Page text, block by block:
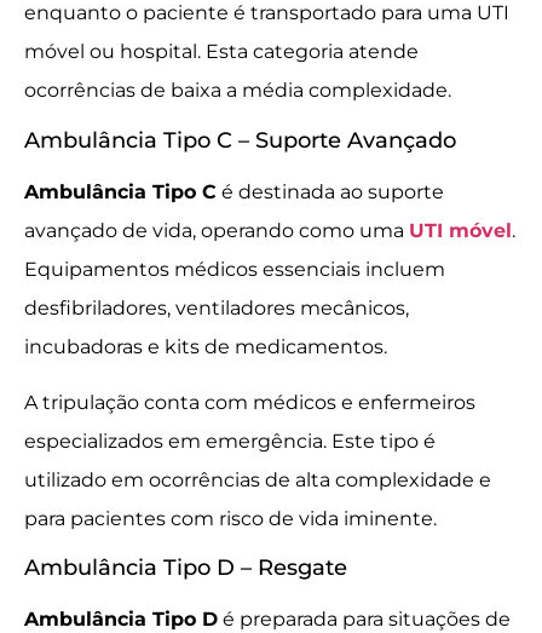
enquanto o paciente é transportado para uma UTI
móvel ou hospital. Esta categoria atende
ocorrências de baixa a média complexidade.
Ambulância Tipo C – Suporte Avançado
Ambulância Tipo C é destinada ao suporte
avançado de vida, operando como uma UTI móvel.
Equipamentos médicos essenciais incluem
desfibriladores, ventiladores mecânicos,
incubadoras e kits de medicamentos.
A tripulação conta com médicos e enfermeiros
especializados em emergência. Este tipo é
utilizado em ocorrências de alta complexidade e
para pacientes com risco de vida iminente.
Ambulância Tipo D – Resgate
Ambulância Tipo D é preparada para situações de